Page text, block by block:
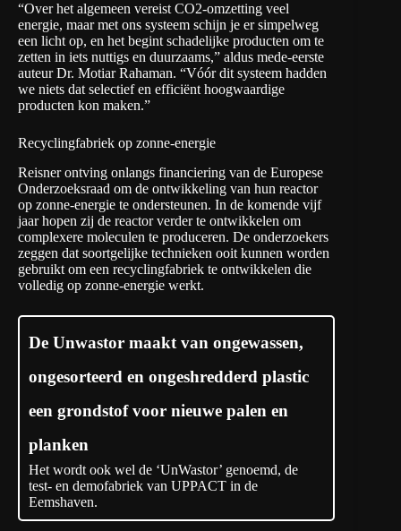
“Over het algemeen vereist CO2-omzetting veel
energie, maar met ons systeem schijn je er simpelweg
een licht op, en het begint schadelijke producten om te
zetten in iets nuttigs en duurzaams,” aldus mede-eerste
auteur Dr. Motiar Rahaman. “Vóór dit systeem hadden
we niets dat selectief en efficiënt hoogwaardige
producten kon maken.”
Recyclingfabriek op zonne-energie
Reisner ontving onlangs financiering van de Europese
Onderzoeksraad om de ontwikkeling van hun reactor
op zonne-energie te ondersteunen. In de komende vijf
jaar hopen zij de reactor verder te ontwikkelen om
complexere moleculen te produceren. De onderzoekers
zeggen dat soortgelijke technieken ooit kunnen worden
gebruikt om een recyclingfabriek te ontwikkelen die
volledig op zonne-energie werkt.
De Unwastor maakt van ongewassen,
ongesorteerd en ongeshredderd plastic
een grondstof voor nieuwe palen en
planken
Het wordt ook wel de ‘UnWastor’ genoemd, de
test- en demofabriek van UPPACT in de
Eemshaven.